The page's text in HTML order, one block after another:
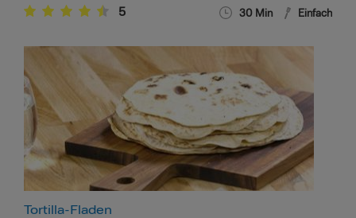
5 30 Min Einfach
Tortilla-Fladen